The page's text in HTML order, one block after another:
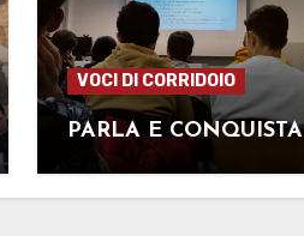
VOCI DI CORRIDOIO
PARLA E CONQUISTA